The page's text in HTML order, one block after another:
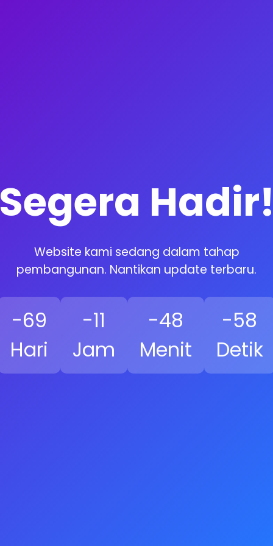
Website kami sedang dalam tahap
pembangunan. Nantikan update terbaru.
-69
Hari
-11
Jam
-48
Menit
-59
Detik